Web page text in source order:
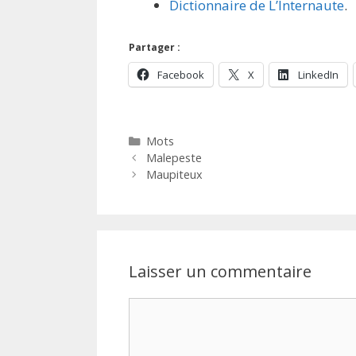
Dictionnaire de L’Internaute.
Partager :
Facebook X LinkedIn
Catégories
Mots
Malepeste
Maupiteux
Laisser un commentaire